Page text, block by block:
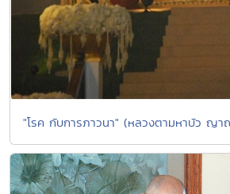
"โรค กับการภาวนา" (หลวงตามหาบัว ญา